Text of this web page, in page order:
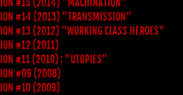
#15 (2014) "MACHINATION"
#14 (2013) "TRANSMISSION"
#13 (2012) "WORKING CLASS HEROES"
#12 (2011)
#11 (2010) : "UTOPIES"
#09 (2008)
#10 (2009)